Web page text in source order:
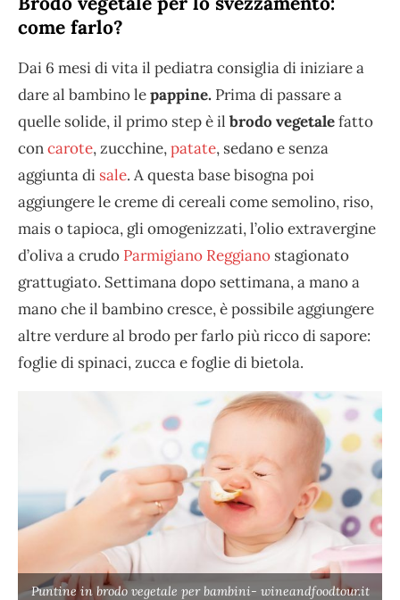
come farlo?
Dai 6 mesi di vita il pediatra consiglia di iniziare a
dare al bambino lepappine. Prima di passare a
quelle solide, il primo step è il brodo vegetalefatto
concarote, zucchine,patate, sedano e senza
aggiunta di sale. A questa base bisogna poi
aggiungere le creme di cereali come semolino, riso,
mais o tapioca, gli omogenizzati, l’olio extravergine
d’oliva a crudo Parmigiano Reggiano stagionato
grattugiato. Settimana dopo settimana, a mano a
mano che il bambino cresce, è possibile aggiungere
altre verdure al brodo per farlo più ricco di sapore:
foglie di spinaci, zucca e foglie di bietola.
Puntine in brodo vegetale per bambini- wineandfoodtour.it